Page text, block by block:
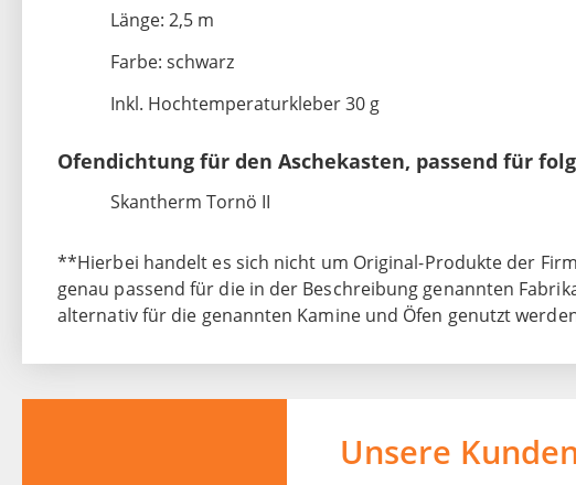
Länge: 2,5 m
Farbe: schwarz
Inkl. Hochtemperaturkleber 30 g
Ofendichtung für den Aschekasten, passend für
Skantherm Tornö II
**Hierbei handelt es sich nicht um Original-Produkte der
genau passend für die in der Beschreibung genannten
alternativ für die genannten Kamine und Öfen genutzt
Unsere